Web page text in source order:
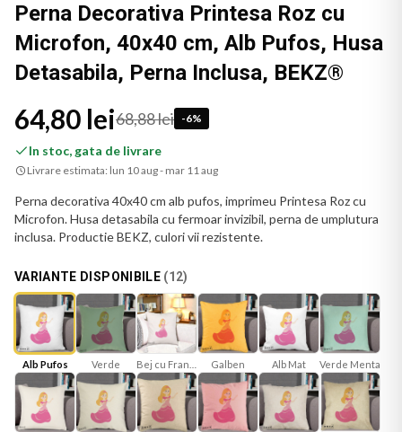
Perna Decorativa Printesa Roz cu
Microfon, 40x40 cm, Alb Pufos, Husa
Detasabila, Perna Inclusa, BEKZ®
64,80 lei68,88 lei -6%
In stoc, gata de livrare
Livrare estimata: lun 10 aug - mar 11 aug
Perna decorativa 40x40 cm alb pufos, imprimeu Printesa Roz cu
Microfon. Husa detasabila cu fermoar invizibil, perna de umplutura
inclusa. Productie BEKZ, culori vii rezistente.
VARIANTE DISPONIBILE (12)
Alb Pufos Verde Galben Alb Mat Verde Menta